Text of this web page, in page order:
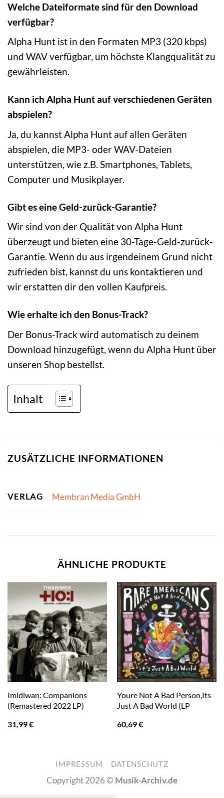
Welche Dateiformate sind für den Download
verfügbar?
Alpha Hunt ist in den Formaten MP3 (320 kbps)
und WAV verfügbar, um höchste Klangqualität zu
gewährleisten.
Kann ich Alpha Hunt auf verschiedenen Geräten
abspielen?
Ja, du kannst Alpha Hunt auf allen Geräten
abspielen, die MP3- oder WAV-Dateien
unterstützen, wie z.B. Smartphones, Tablets,
Computer und Musikplayer.
Gibt es eine Geld-zurück-Garantie?
Wir sind von der Qualität von Alpha Hunt
überzeugt und bieten eine 30-Tage-Geld-zurück-
Garantie. Wenn du aus irgendeinem Grund nicht
zufrieden bist, kannst du uns kontaktieren und
wir erstatten dir den vollen Kaufpreis.
Wie erhalte ich den Bonus-Track?
Der Bonus-Track wird automatisch zu deinem
Download hinzugefügt, wenn du Alpha Hunt über
unseren Shop bestellst.
Inhalt
ZUSÄTZLICHE INFORMATIONEN
VERLAG Membran Media GmbH
ÄHNLICHE PRODUKTE
Imidiwan: Companions
(Remastered 2022 LP)
31,99€
Youre Not A Bad Person,Its
Just A Bad World (LP
60,69€
IMPRESSUM DATENSCHUTZ
Copyright 2026 © Musik-Archiv.de